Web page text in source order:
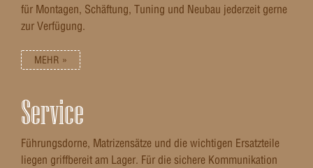
für Montagen, Schäftung, Tuning und Neubau jederzeit gerne
zur Verfügung.
MEHR »
Service
Führungsdorne, Matrizensätze und die wichtigen Ersatzteile
liegen griffbereit am Lager. Für die sichere Kommunikation